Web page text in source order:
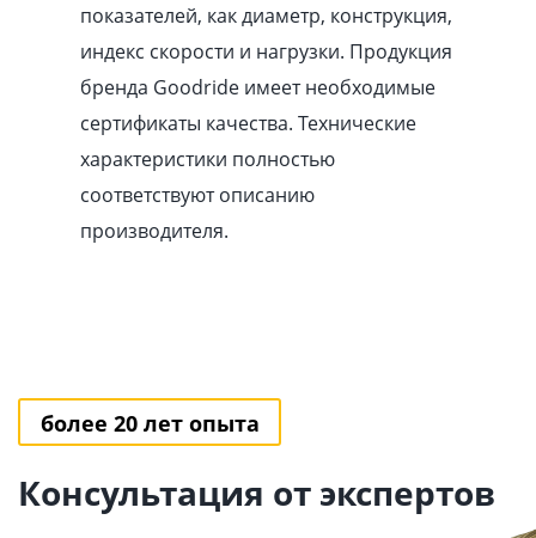
показателей, как диаметр, конструкция,
индекс скорости и нагрузки. Продукция
бренда Goodride имеет необходимые
сертификаты качества. Технические
характеристики полностью
соответствуют описанию
производителя.
более 20 лет опыта
Консультация от экспертов